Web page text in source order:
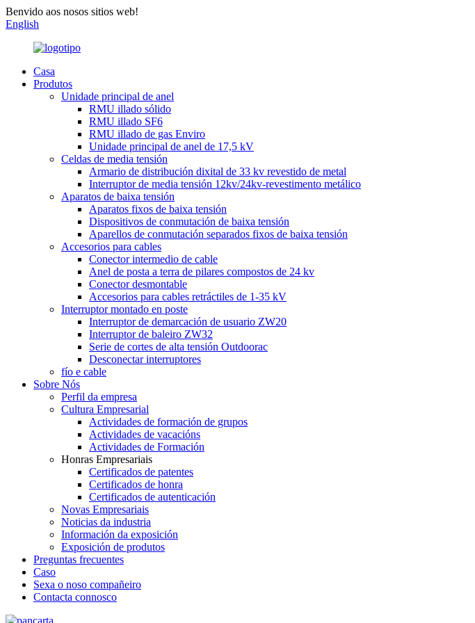
Benvido aos nosos sitios web!
English
Casa
Produtos
Unidade principal de anel
RMU illado sólido
RMU illado SF6
RMU illado de gas Enviro
Unidade principal de anel de 17,5 kV
Celdas de media tensión
Armario de distribución dixital de 33 kv revestido de metal
Interruptor de media tensión 12kv/24kv-revestimento metálico
Aparatos de baixa tensión
Aparatos fixos de baixa tensión
Dispositivos de conmutación de baixa tensión
Aparellos de conmutación separados fixos de baixa tensión
Accesorios para cables
Conector intermedio de cable
Anel de posta a terra de pilares compostos de 24 kv
Conector desmontable
Accesorios para cables retráctiles de 1-35 kV
Interruptor montado en poste
Interruptor de demarcación de usuario ZW20
Interruptor de baleiro ZW32
Serie de cortes de alta tensión Outdoorac
Desconectar interruptores
fío e cable
Sobre Nós
Perfil da empresa
Cultura Empresarial
Actividades de formación de grupos
Actividades de vacacións
Actividades de Formación
Honras Empresariais
Certificados de patentes
Certificados de honra
Certificados de autenticación
Novas Empresariais
Noticias da industria
Información da exposición
Exposición de produtos
Preguntas frecuentes
Caso
Sexa o noso compañeiro
Contacta connosco